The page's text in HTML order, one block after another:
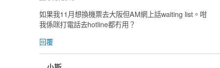
如果我11月想換機票去大阪但AM網上話waiting list。咁
我係咪打電話去hotline都冇用？
回覆